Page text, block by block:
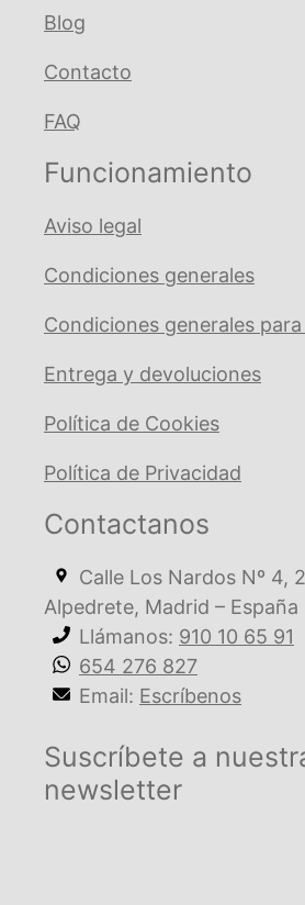
Blog
Contacto
FAQ
Funcionamiento
Aviso legal
Condiciones generales
Condiciones generales
Entrega y devoluciones
Política de Cookies
Política de Privacidad
Contactanos
Calle Los Nardos Nº 4,
Alpedrete, Madrid – España
Llámanos: 910 10 65 91
654 276 827
Email: Escríbenos
Suscríbete a
newsletter